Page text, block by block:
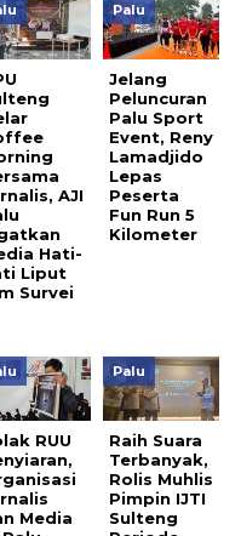
AJI
Hati-
Liput
Survei
Palu
Jelang
Peluncuran
Palu Sport
Event, Reny
Lamadjido
Lepas
Peserta
Fun Run 5
Kilometer
RUU
Media
Palu
Raih Suara
Terbanyak,
Rolis Muhlis
Pimpin IJTI
Sulteng